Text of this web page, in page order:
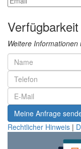
Weitere
Meine Anfrage
Rechtlicher Hinweis |